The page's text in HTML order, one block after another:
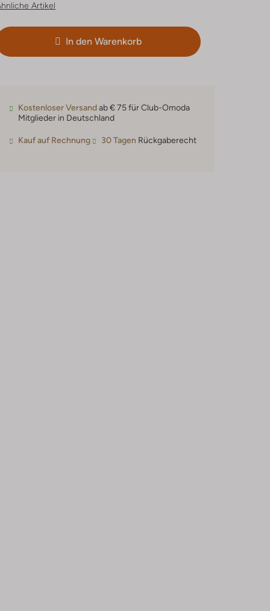
Artikel
In den Warenkorb
Kostenloser Versandab € 75 für Club-Omoda
Mitglieder in Deutschland
Kauf auf Rechnung 30 Tagen Rückgaberecht